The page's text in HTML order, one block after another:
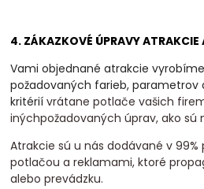
4. ZÁKAZKOVÉ ÚPRAVY
Vami objednané atrakcie
požadovaných farieb, parametrov
kritérií vrátane potlače vašich
inýchpožadovaných úprav, ako sú
Atrakcie sú u nás dodávané v 99%
potlačou a reklamami, ktoré
alebo prevádzku.